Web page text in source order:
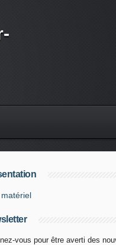
vous pour être averti des